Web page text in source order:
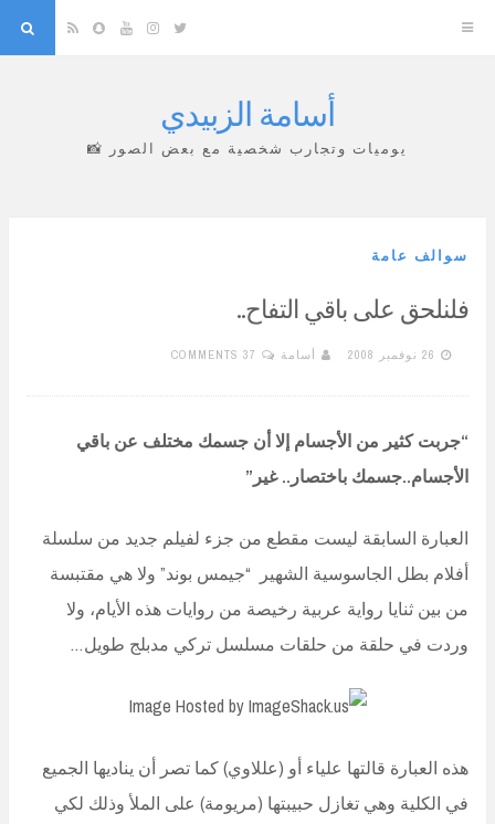
Twitter
Instagram
YouTube
Snapchat
RSS
أسامة الزبيدي
يوميات وتجارب شخصية مع بعض الصور 📸
سوالف عامة
فلنلحق على باقي التفاح..
26 نوفمبر 2008 أسامة 37 COMMENTS
“جربت كثير من الأجسام إلا أن جسمك مختلف عن باقي
الأجسام..جسمك باختصار.. غير”
العبارة السابقة ليست مقطع من جزء لفيلم جديد من سلسلة
أفلام بطل الجاسوسية الشهير “جيمس بوند” ولا هي مقتبسة
من بين ثنايا رواية عربية رخيصة من روايات هذه الأيام، ولا
وردت في حلقة من حلقات مسلسل تركي مدبلج طويل…
هذه العبارة قالتها علياء أو (عللاوي) كما تصر أن يناديها الجميع
في الكلية وهي تغازل حبيبتها (مريومة) على الملأ وذلك لكي